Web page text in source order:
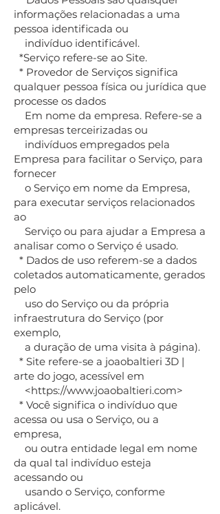
informações relacionadas a uma
pessoa identificada ou
indivíduo identificável.
*Serviço refere-se ao Site.
* Provedor de Serviços significa
qualquer pessoa física ou jurídica que
processe os dados
Em nome da empresa. Refere-se a
empresas terceirizadas ou
indivíduos empregados pela
Empresa para facilitar o Serviço, para
fornecer
o Serviço em nome da Empresa,
para executar serviços relacionados
ao
Serviço ou para ajudar a Empresa a
analisar como o Serviço é usado.
* Dados de uso referem-se a dados
coletados automaticamente, gerados
pelo
uso do Serviço ou da própria
infraestrutura do Serviço (por
exemplo,
a duração de uma visita à página).
* Site refere-se a joaobaltieri 3D |
arte do jogo, acessível em
<https://www.joaobaltieri.com>
* Você significa o indivíduo que
acessa ou usa o Serviço, ou a
empresa,
ou outra entidade legal em nome
da qual tal indivíduo esteja
acessando ou
usando o Serviço, conforme
aplicável.